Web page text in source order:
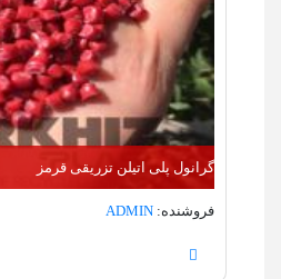
گرانول پلی اتیلن تزریقی قرمز
فروشنده: ADMIN